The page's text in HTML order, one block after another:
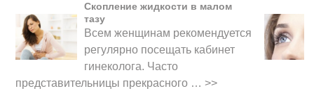
Скопление жидкости в малом
тазу
Всем женщинам рекомендуется
регулярно посещать кабинет
гинеколога. Часто
представительницы прекрасного … >>